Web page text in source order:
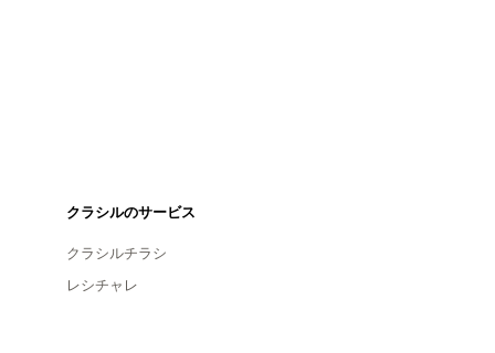
クラシルのサービス
クラシルチラシ
レシチャレ